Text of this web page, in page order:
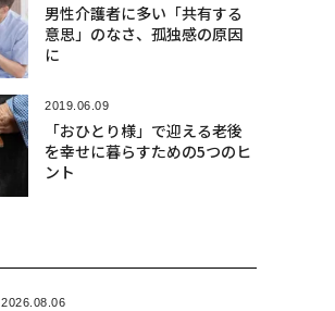
男性介護者に多い「共有する
意思」のなさ、孤独感の原因
に
2019.06.09
「おひとり様」で迎える老後
を幸せに暮らすための5つのヒ
ント
2026.08.06